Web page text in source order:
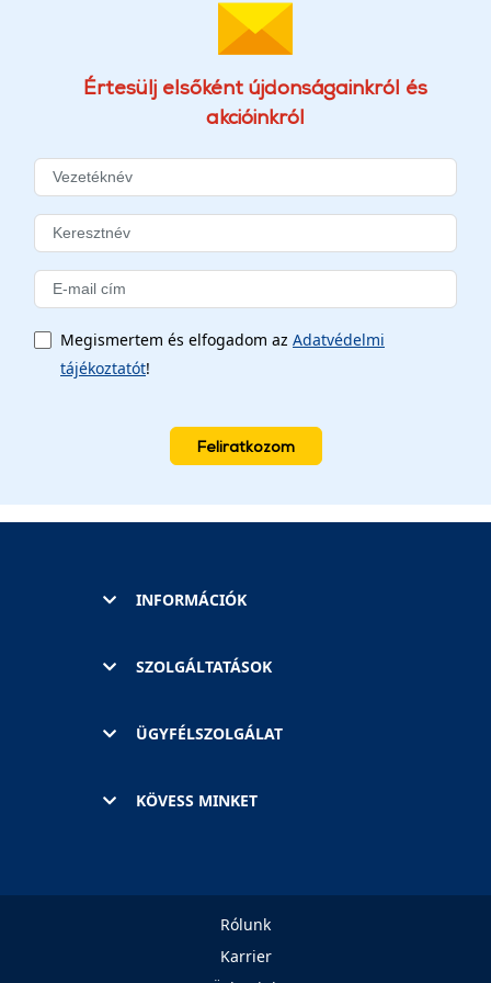
Értesülj elsőként újdonságainkról és
akcióinkról
Megismertem és elfogadom az Adatvédelmi
tájékoztatót!
Feliratkozom
INFORMÁCIÓK
SZOLGÁLTATÁSOK
ÜGYFÉLSZOLGÁLAT
KÖVESS MINKET
Rólunk
Karrier